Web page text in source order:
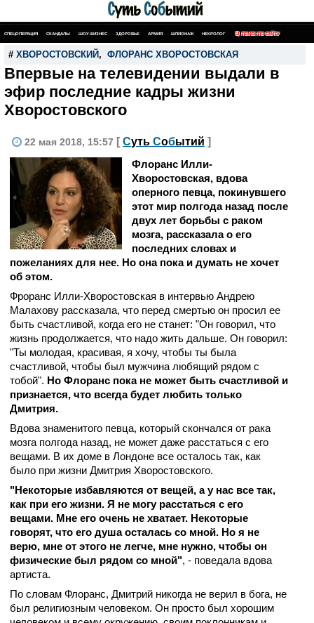
СПЕЦОПЕРАЦИЯ СКАНДАЛЫ ШОУ-БИЗНЕС ЗДОРОВЬЕ АРМИЯ ШПИОНАЖ НЕКРОЛОГ ПОИСК ПО САЙТУ
# ХВОРОСТОВСКИЙ , ФЛОРАНС ХВОРОСТОВСКАЯ
Впервые на телевидении выдали в
эфир последние кадры жизни
Хворостовского
22 мая 2018, 15:57 [ Суть Событий ]
Флоранс Илли-
Хворостовская, вдова
оперного певца, покинувшего
этот мир полгода назад после
двух лет борьбы с раком
мозга, рассказала о его
последних словах и
пожеланиях для нее. Но она пока и думать не хочет
об этом.
Фроранс Илли-Хворостовская в интервью Андрею
Малахову рассказала, что перед смертью он просил ее
быть счастливой, когда его не станет: "Он говорил, что
жизнь продолжается, что надо жить дальше. Он говорил:
"Ты молодая, красивая, я хочу, чтобы ты была
счастливой, чтобы был мужчина любящий рядом с
тобой". Но Флоранс пока не может быть счастливой и
признается, что всегда будет любить только
Дмитрия.
Вдова знаменитого певца, который скончался от рака
мозга полгода назад, не может даже расстаться с его
вещами. В их доме в Лондоне все осталось так, как
было при жизни Дмитрия Хворостовского.
"Некоторые избавляются от вещей, а у нас все так,
как при его жизни. Я не могу расстаться с его
вещами. Мне его очень не хватает. Некоторые
говорят, что его душа осталась со мной. Но я не
верю, мне от этого не легче, мне нужно, чтобы он
физические был рядом со мной", - поведала вдова
артиста.
По словам Флоранс, Дмитрий никогда не верил в бога, не
был религиозным человеком. Он просто был хорошим